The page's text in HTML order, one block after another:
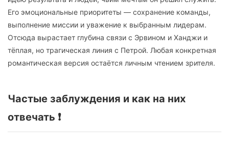
Его эмоциональные приоритеты — сохранение команды,
выполнение миссии и уважение к выбранным лидерам.
Отсюда вырастает глубина связи с Эрвином и Ханджи и
тёплая, но трагическая линия с Петрой. Любая конкретная
романтическая версия остаётся личным чтением зрителя.
Частые заблуждения и как на них
отвечать ❗